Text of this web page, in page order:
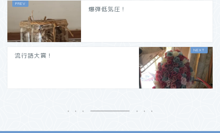
爆弾低気圧！
流行語大賞！